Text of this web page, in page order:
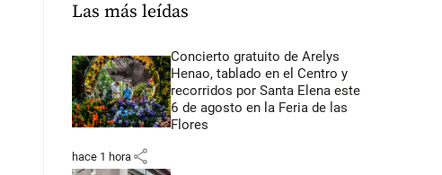
Las más leídas
Concierto gratuito de Arelys
Henao, tablado en el Centro y
recorridos por Santa Elena este
6 de agosto en la Feria de las
Flores
hace 1 hora share